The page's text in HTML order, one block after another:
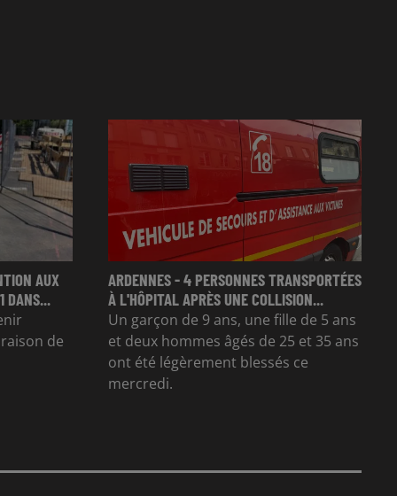
AUX
DANS...
de
ARDENNES - 4 PERSONNES TRANSPORTÉES
À L'HÔPITAL APRÈS UNE COLLISION...
Un garçon de 9 ans, une fille de 5 ans
et deux hommes âgés de 25 et 35 ans
ont été légèrement blessés ce
mercredi.